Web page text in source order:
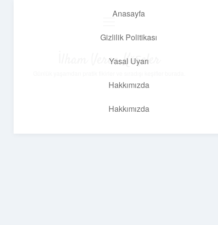
Anasayfa
Gizlilik Politikası
Yasal Uyarı
Hakkımızda
Hakkımızda
İlham Veren Köşeler